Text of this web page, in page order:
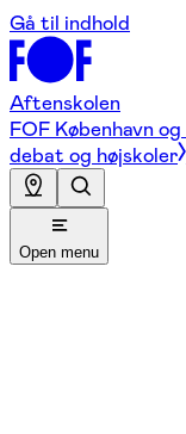
Gå til indhold
Aftenskolen
FOF København
debat og højskoler
Open menu